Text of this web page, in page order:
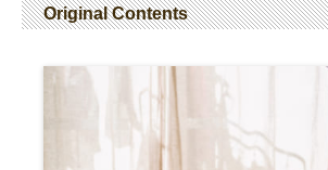
Original Contents